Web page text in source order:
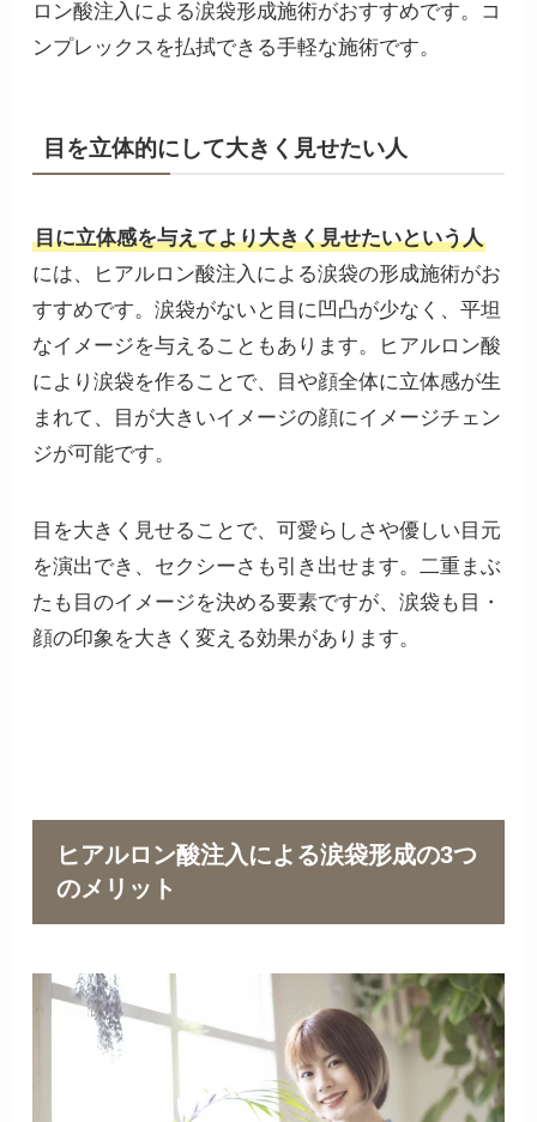
ロン酸注入による涙袋形成施術がおすすめです。コ
ンプレックスを払拭できる手軽な施術です。
目を立体的にして大きく見せたい人
目に立体感を与えてより大きく見せたいという人
には、ヒアルロン酸注入による涙袋の形成施術がお
すすめです。涙袋がないと目に凹凸が少なく、平坦
なイメージを与えることもあります。ヒアルロン酸
により涙袋を作ることで、目や顔全体に立体感が生
まれて、目が大きいイメージの顔にイメージチェン
ジが可能です。
目を大きく見せることで、可愛らしさや優しい目元
を演出でき、セクシーさも引き出せます。二重まぶ
たも目のイメージを決める要素ですが、涙袋も目・
顔の印象を大きく変える効果があります。
ヒアルロン酸注入による涙袋形成の3つ
のメリット